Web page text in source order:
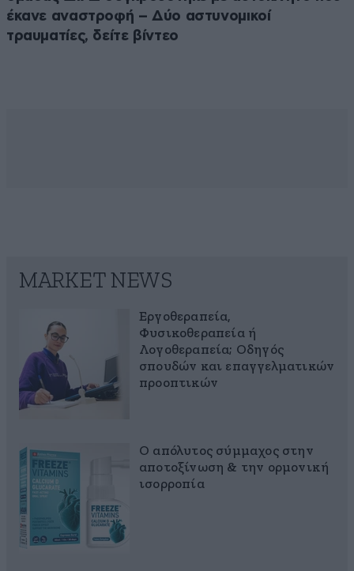
έκανε αναστροφή – Δύο αστυνομικοί
τραυματίες, δείτε βίντεο
MARKET NEWS
Εργοθεραπεία,
Φυσικοθεραπεία ή
Λογοθεραπεία; Οδηγός
σπουδών και επαγγελματικών
προοπτικών
Ο απόλυτος σύμμαχος στην
αποτοξίνωση & την ορμονική
ισορροπία